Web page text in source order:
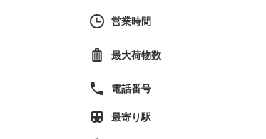
営業時間
最大荷物数
電話番号
最寄り駅